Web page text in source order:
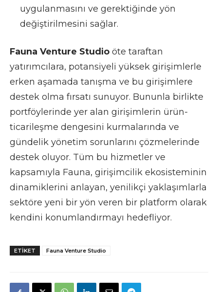
uygulanmasını ve gerektiğinde yön
değiştirilmesini sağlar.
Fauna Venture Studio öte taraftan
yatırımcılara, potansiyeli yüksek girişimlerle
erken aşamada tanışma ve bu girişimlere
destek olma fırsatı sunuyor. Bununla birlikte
portföylerinde yer alan girişimlerin ürün-
ticarileşme dengesini kurmalarında ve
gündelik yönetim sorunlarını çözmelerinde
destek oluyor. Tüm bu hizmetler ve
kapsamıyla Fauna, girişimcilik ekosisteminin
dinamiklerini anlayan, yenilikçi yaklaşımlarla
sektöre yeni bir yön veren bir platform olarak
kendini konumlandırmayı hedefliyor.
ETIKET Fauna Venture Studio